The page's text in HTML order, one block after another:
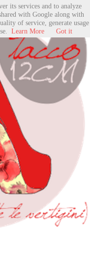
its services and to analyze
with Google along with
of service, generate usage
Learn More Got it